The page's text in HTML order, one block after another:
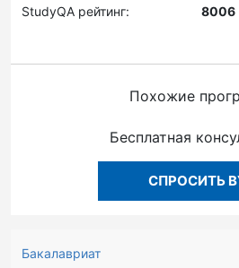
StudyQA рейтинг: 8006
Похожие
Бесплатная
СПРОСИТЬ
Бакалавриат